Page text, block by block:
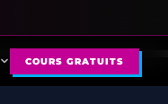
COURS GRATUITS